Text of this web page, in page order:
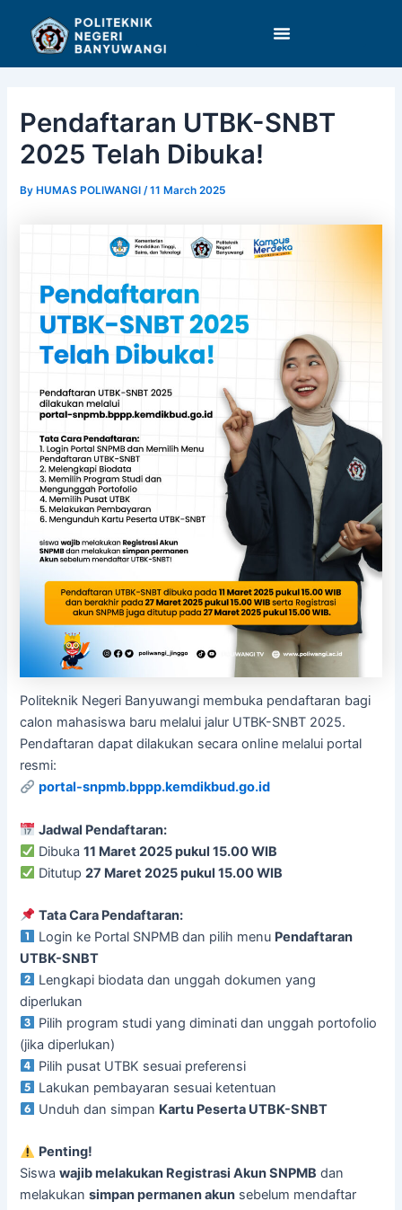
content
Pendaftaran UTBK-SNBT
2025 Telah Dibuka!
ByHUMAS POLIWANGI /11 March 2025
Politeknik Negeri Banyuwangi membuka pendaftaran bagi
calon mahasiswa baru melalui jalur UTBK-SNBT 2025.
Pendaftaran dapat dilakukan secara online melalui portal
resmi:
portal-snpmb.bppp.kemdikbud.go.id
Jadwal Pendaftaran:
Dibuka11 Maret 2025 pukul 15.00 WIB
Ditutup27 Maret 2025 pukul 15.00 WIB
Tata Cara Pendaftaran:
Login ke Portal SNPMB dan pilih menu Pendaftaran
UTBK-SNBT
Lengkapi biodata dan unggah dokumen yang
diperlukan
Pilih program studi yang diminati dan unggah portofolio
(jika diperlukan)
Pilih pusat UTBK sesuai preferensi
Lakukan pembayaran sesuai ketentuan
Unduh dan simpan Kartu Peserta UTBK-SNBT
Penting!
Siswawajib melakukan Registrasi Akun SNPMB dan
melakukansimpan permanen akun sebelum mendaftar
navigation